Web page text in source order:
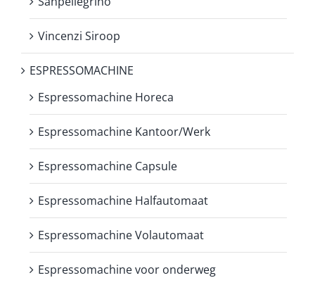
Vincenzi Siroop
ESPRESSOMACHINE
Espressomachine Horeca
Espressomachine Kantoor/Werk
Espressomachine Capsule
Espressomachine Halfautomaat
Espressomachine Volautomaat
Espressomachine voor onderweg